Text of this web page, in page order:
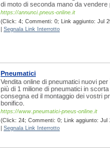
di moto di seconda mano da vendere
https://annunci.pneus-online.it
(Click: 4; Commenti: 0; Link aggiunto: Jul
Segnala Link Interrotto
Pneumatici
Vendita online di pneumatici nuovi per
più di 1 milione di pneumatici in
consegna ed il montaggio dei vostri
bonifico.
https://www.pneumatici-pneus-online.it
(Click: 24; Commenti: 0; Link aggiunto: Jul
Segnala Link Interrotto